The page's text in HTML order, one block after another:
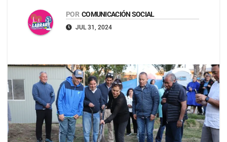
POR COMUNICACIÓN SOCIAL
JUL 31, 2024